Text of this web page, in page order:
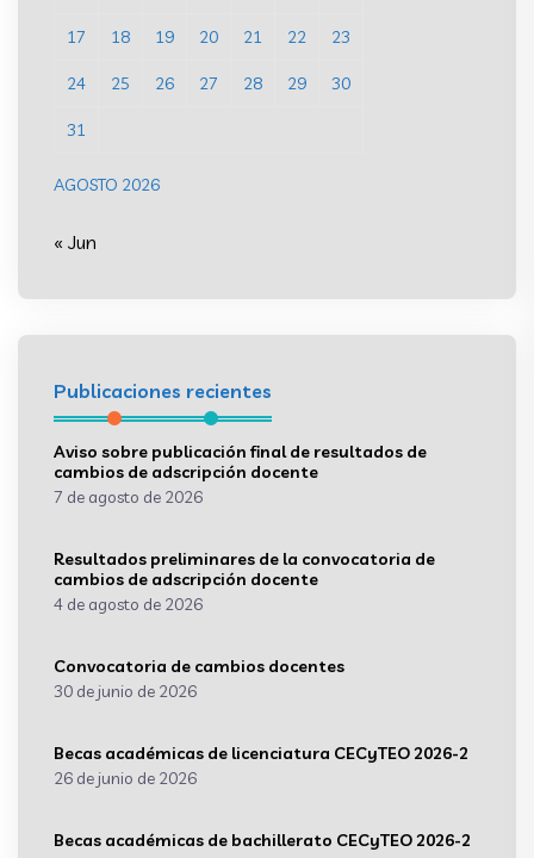
AGOSTO 2026
17 18 19 20 21 22 23
24 25 26 27 28 29 30
31
« Jun
Publicaciones recientes
Aviso sobre publicación final de resultados de
cambios de adscripción docente
7 de agosto de 2026
Resultados preliminares de la convocatoria de
cambios de adscripción docente
4 de agosto de 2026
Convocatoria de cambios docentes
30 de junio de 2026
Becas académicas de licenciatura CECyTEO 2026-2
26 de junio de 2026
Becas académicas de bachillerato CECyTEO 2026-2